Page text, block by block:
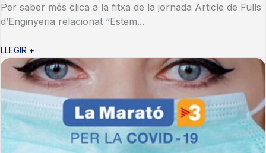
Per saber més clica a la fitxa de la jornada Article de Fulls
d’Enginyeria relacionat “Estem...
LLEGIR +